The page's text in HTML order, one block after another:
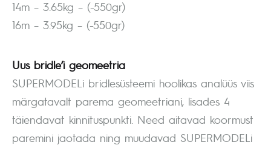
14m – 3.65kg – (-550gr)
16m – 3.95kg – (-550gr)
Uus bridle’i geomeetria
SUPERMODELi bridlesüsteemi hoolikas analüüs viis
märgatavalt parema geomeetriani, lisades 4
täiendavat kinnituspunkti. Need aitavad koormust
paremini jaotada ning muudavad SUPERMODELi